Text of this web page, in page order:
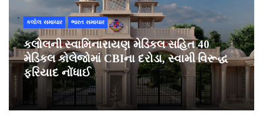
કલોલ સમાચાર ભારત સમાચાર
કલોલની સ્વામિનારાયણ મેડિકલ સહિત 40
મેડિકલ કોલેજોમાં CBIના દરોડા, સ્વામી વિરૂદ્ધ
ફરિયાદ નોંધાઈ